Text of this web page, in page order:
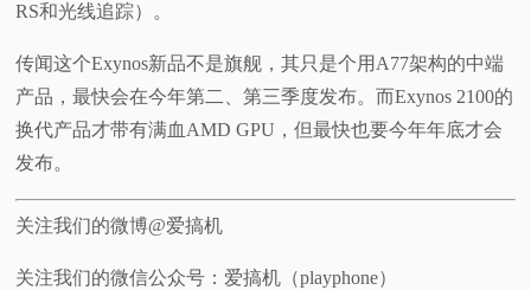
RS和光线追踪）。
传闻这个Exynos新品不是旗舰，其只是个用A77架构的中端
产品，最快会在今年第二、第三季度发布。而Exynos 2100的
换代产品才带有满血AMD GPU，但最快也要今年年底才会
发布。
关注我们的微博@爱搞机
关注我们的微信公众号：爱搞机（playphone）